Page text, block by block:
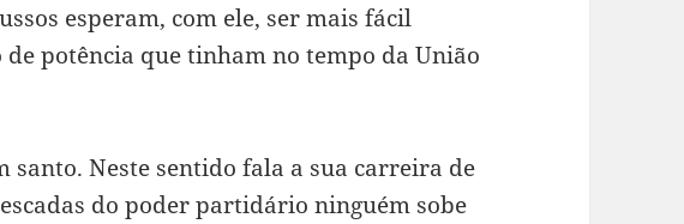
esperam, com ele, ser mais fácil
potência que tinham no tempo da União
santo. Neste sentido fala a sua carreira de
do poder partidário ninguém sobe